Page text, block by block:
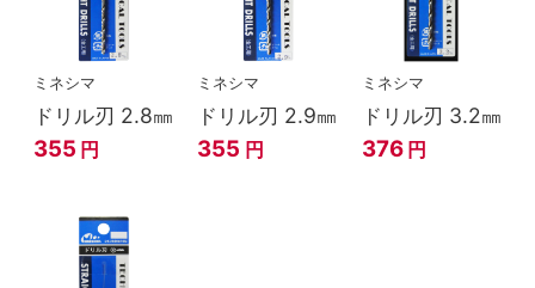
ミネシマ
ドリル刃 2.8㎜
355 円
ミネシマ
ドリル刃 2.9㎜
355 円
ミネシマ
ドリル刃 3.2㎜
376 円